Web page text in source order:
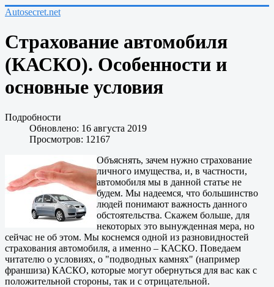
Autosecret.net
Страхование автомобиля
(КАСКО). Особенности и
основные условия
Подробности
Обновлено: 16 августа 2019
Просмотров: 12167
Объяснять, зачем нужно страхование
личного имущества, и, в частности,
автомобиля мы в данной статье не
будем. Мы надеемся, что большинство
людей понимают важность данного
обстоятельства. Скажем больше, для
некоторых это вынужденная мера, но
сейчас не об этом. Мы коснемся одной из разновидностей
страхования автомобиля, а именно – КАСКО. Поведаем
читателю о условиях, о "подводных камнях" (например
франшиза) КАСКО, которые могут обернуться для вас как с
положительной стороны, так и с отрицательной.